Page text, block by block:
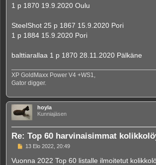
1 p 1870 19.9.2020 Oulu
SteelShot 25 p 1867 15.9.2020 Pori
1 p 1884 15.9.2020 Pori
balttiarallaa 1 p 1870 28.11.2020 Pälkäne
XP GoldMaxx Power V4 +WS1,
Gator digger.
hoyla
Kunniajäsen
Re: Top 60 harvinaisimmat
V
e
13 Elo 2022, 20:49
Vuonna 2022 Top 60 listalle ilmoitetut